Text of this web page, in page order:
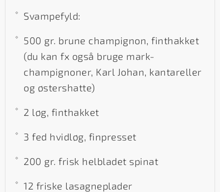
Svampefyld:
500 gr. brune champignon, finthakket
(du kan fx også bruge mark-
champignoner, Karl Johan, kantareller
og østershatte)
2 løg, finthakket
3 fed hvidløg, finpresset
200 gr. frisk helbladet spinat
12 friske lasagneplader